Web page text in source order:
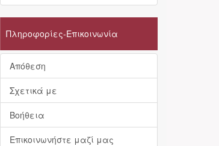
Πληροφορίες-Επικοινωνία
Απόθεση
Σχετικά με
Βοήθεια
Επικοινωνήστε μαζί μας